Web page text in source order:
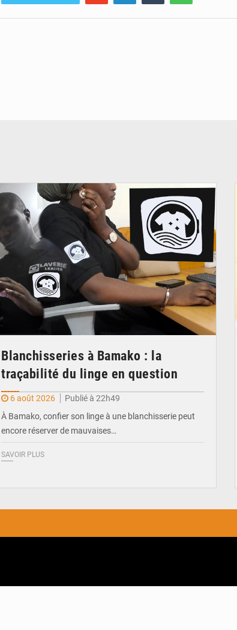
Blanchisseries à Bamako : la
traçabilité du linge en question
6 août 2026
Publié à 22h49
À Bamako, confier son linge à une blanchisserie peut
encore réserver de mauvaises…
SAVOIR PLUS